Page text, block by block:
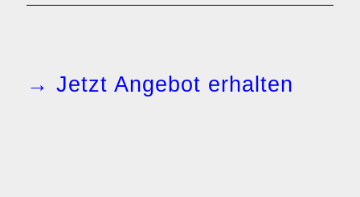
→ Jetzt Angebot erhalten